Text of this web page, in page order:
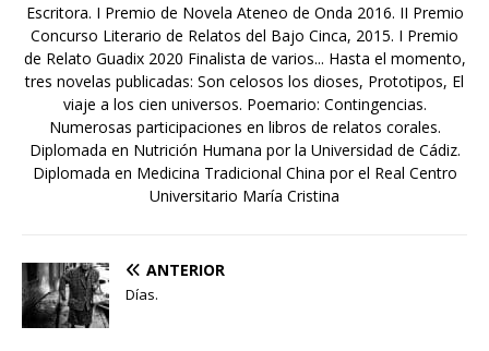
Escritora. I Premio de Novela Ateneo de Onda 2016. II Premio
Concurso Literario de Relatos del Bajo Cinca, 2015. I Premio
de Relato Guadix 2020 Finalista de varios... Hasta el momento,
tres novelas publicadas: Son celosos los dioses, Prototipos, El
viaje a los cien universos. Poemario: Contingencias.
Numerosas participaciones en libros de relatos corales.
Diplomada en Nutrición Humana por la Universidad de Cádiz.
Diplomada en Medicina Tradicional China por el Real Centro
Universitario María Cristina
ANTERIOR
Días.